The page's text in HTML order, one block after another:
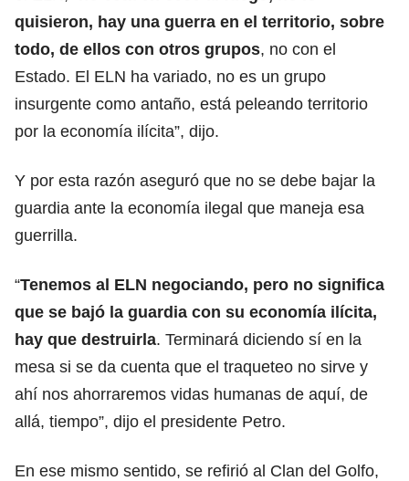
quisieron, hay una guerra en el territorio, sobre
todo, de ellos con otros grupos, no con el
Estado. El ELN ha variado, no es un grupo
insurgente como antaño, está peleando territorio
por la economía ilícita”, dijo.
Y por esta razón aseguró que no se debe bajar la
guardia ante la economía ilegal que maneja esa
guerrilla.
“Tenemos al ELN negociando, pero no significa
que se bajó la guardia con su economía ilícita,
hay que destruirla. Terminará diciendo sí en la
mesa si se da cuenta que el traqueteo no sirve y
ahí nos ahorraremos vidas humanas de aquí, de
allá, tiempo”, dijo el presidente Petro.
En ese mismo sentido, se refirió al Clan del Golfo,